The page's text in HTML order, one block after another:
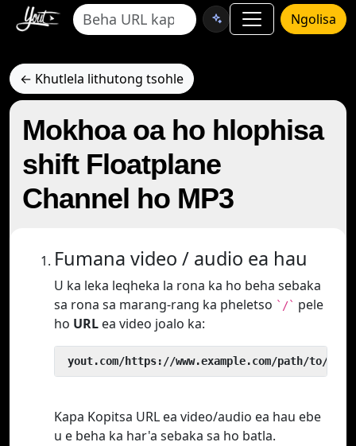
Ngolisa
← Khutlela lithutong tsohle
Mokhoa oa ho hlophisa
shift Floatplane
Channel ho MP3
Fumana video / audio ea hau
U ka leka leqheka la rona ka ho beha sebaka
sa rona sa marang-rang ka pheletso `/` pele
ho URL ea video joalo ka:
yout.com/https://www.example.com/path/to/
Kapa Kopitsa URL ea video/audio ea hau ebe
u e beha ka har'a sebaka sa ho batla.